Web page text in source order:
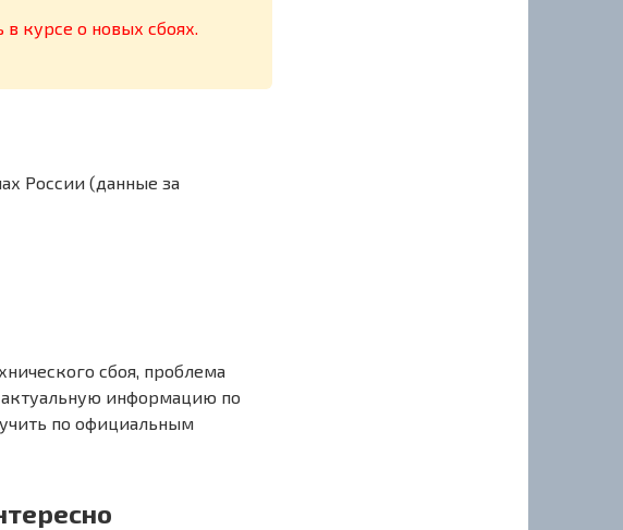
курсе о новых сбоях.
России (данные за
сбоя, проблема
информацию по
по официальным